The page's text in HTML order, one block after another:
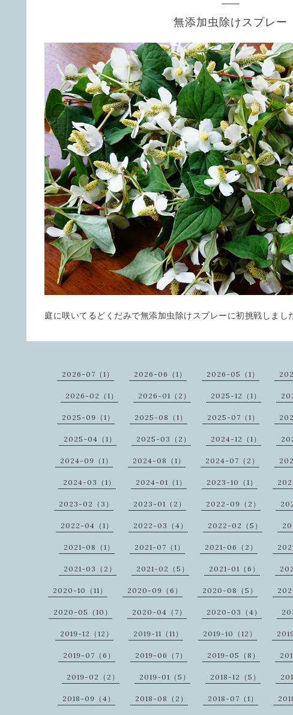
無添加虫除けスプレー
庭に咲いてるどくだみで無添加虫除けスプレーに初挑戦しまし
2026-07（1） 2026-06（1） 2026-05（1）
2026-02（1） 2026-01（2） 2025-12（1）
2025-09（1） 2025-08（1） 2025-07（1）
2025-04（1） 2025-03（2） 2024-12（1）
2024-09（1） 2024-08（1） 2024-07（2）
2024-03（1） 2024-01（1） 2023-10（1）
2023-02（3） 2023-01（2） 2022-09（2）
2022-04（1） 2022-03（4） 2022-02（5）
2021-08（1） 2021-07（1） 2021-06（2）
2021-03（2） 2021-02（5） 2021-01（6）
2020-10（11） 2020-09（6） 2020-08（5）
2020-05（10） 2020-04（7） 2020-03（4）
2019-12（12） 2019-11（11） 2019-10（12）
2019-07（6） 2019-06（7） 2019-05（8）
2019-02（2） 2019-01（5） 2018-12（5）
2018-09（4） 2018-08（2） 2018-07（1）